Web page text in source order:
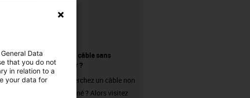
Acheter un câble sans
connecteur ?
Vous recherchez un câble non
confectionné ? Alors visitez
Data
that you do not
in relation to a
your data for